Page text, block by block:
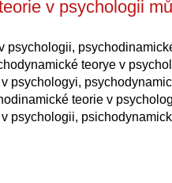
v psychologii
psychologii,
teorye v
psychologyi,
teorie v
psychologii,